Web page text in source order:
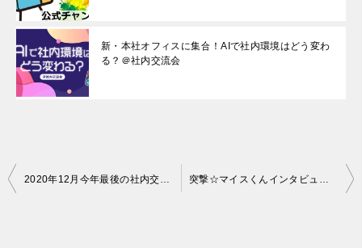
新・本社オフィスに集合！AIで社内環境はどう変わ
る？＠社内交流会
投
2020年12月今年最後の社内交流会：目標を立てよう！ 突撃☆マイスくんインタビュー 2021年1月（開発部ハヤッシー・なんさん）